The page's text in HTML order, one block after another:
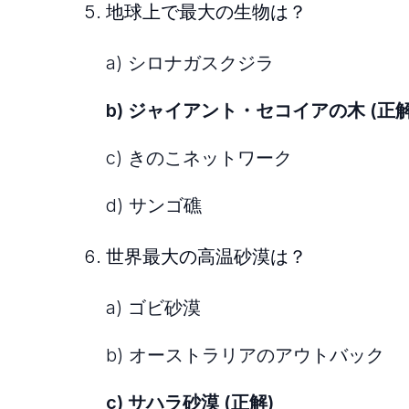
地球上で最大の生物は？
a) シロナガスクジラ
b) ジャイアント・セコイアの木 (正
c) きのこネットワーク
d) サンゴ礁
世界最大の高温砂漠は？
a) ゴビ砂漠
b) オーストラリアのアウトバック
c) サハラ砂漠 (正解)